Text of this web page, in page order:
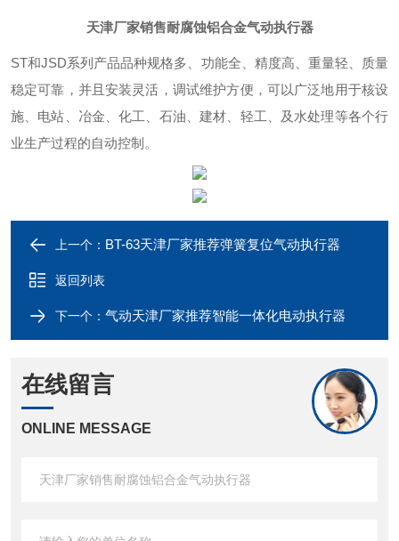
天津厂家销售耐腐蚀铝合金气动执行器
ST和JSD系列产品品种规格多、功能全、精度高、重量轻、质量
稳定可靠，并且安装灵活，调试维护方便，可以广泛地用于核设
施、电站、冶金、化工、石油、建材、轻工、及水处理等各个行
业生产过程的自动控制。
上一个： BT-63天津厂家推荐弹簧复位气动执行器
返回列表
下一个： 气动天津厂家推荐智能一体化电动执行器
在线留言
ONLINE MESSAGE